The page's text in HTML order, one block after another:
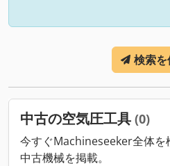
検索
中古の空気圧工具 (0)
今すぐMachineseeker全体を
中古機械を掲載。